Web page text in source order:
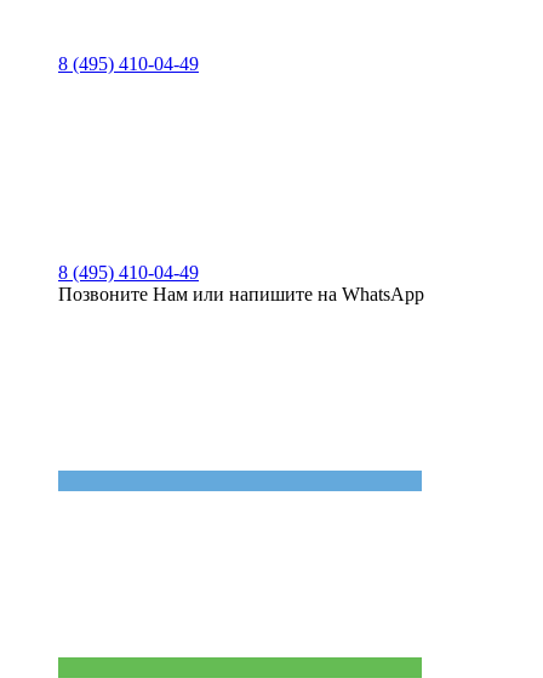
8 (495) 410-04-49
8 (495) 410-04-49
Позвоните Нам или напишите на WhatsApp